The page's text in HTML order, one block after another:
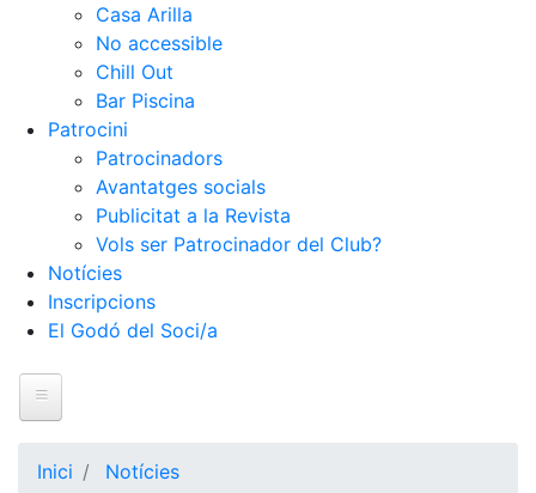
Casa Arilla
No accessible
Chill Out
Bar Piscina
Patrocini
Patrocinadors
Avantatges socials
Publicitat a la Revista
Vols ser Patrocinador del Club?
Notícies
Inscripcions
El Godó del Soci/a
Inici Notícies